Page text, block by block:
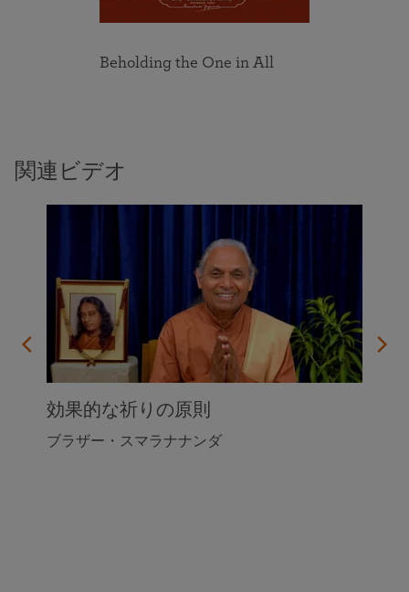
Beholding the One in All
関連ビデオ
効果的な祈りの原則
ブラザー・スマラナナンダ